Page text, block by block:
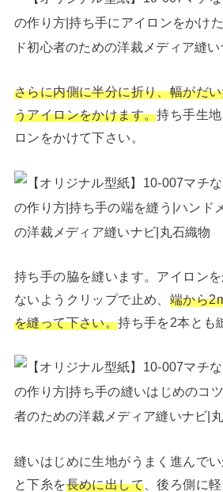
さらに内側に半分に折り、幅がだ
うアイロンをかけます。持ち手生
ロンをかけて下さい。
持ち手の脇を縫います。アイロン
ないようクリップで止め、 端から
を縫って下さい。持ち手を2本とも
縫いはじめに生地がうまく進んで
と下糸を長めに出して 、後ろ側に